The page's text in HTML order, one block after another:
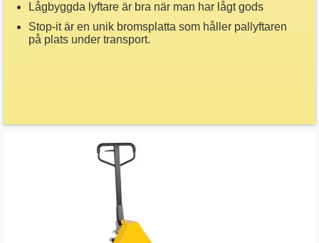
Lågbyggda lyftare är bra när man har lågt gods
Stop-it är en unik bromsplatta som håller pallyftaren
på plats under transport.